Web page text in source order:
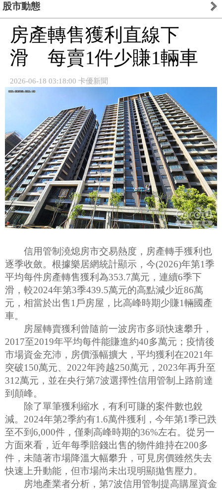
股市動態
房產轉售獲利直線下
滑 每賣1件少賺1輛車
2026-06-18 03:18:00 卡優新聞
信用管制澆熄房市交易熱度，房產轉手獲利也
逐季收斂。根據樂居網統計顯示，今(2026)年第1季
平均每件房產轉售獲利為353.7萬元，連續6季下
滑，較2024年第3季439.5萬元的高點減少近86萬
元，相當於出售1戶房屋，比高峰時期少賺1輛國產
車。
房屋轉賣獲利曾隨前一波房市多頭快速攀升，
2017至2019年平均每件能賺進約40多萬元；疫情後
市場資金充沛，房價漲幅擴大，平均獲利在2021年
突破150萬元、2022年跨越250萬元，2023年再升至
312萬元，並在央行第7波選擇性信用管制上路前達
到顛峰。
除了單筆獲利縮水，有利可賺的案件數也銳
減。2024年第2季約有1.6萬件獲利，今年第1季已跌
至不到6,000件，僅剩高峰時期的36%左右。從另一
方面來看，近年每季賠錢出售的物件維持在200多
件，未隨著市場降溫大幅攀升，可見房價雖然失去
快速上升動能，但市場尚未出現明顯拋售壓力。
房地產業者分析，第7波信用管制提高購屋資金